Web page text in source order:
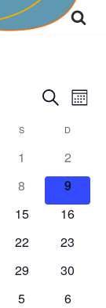
ET
DE
VUES
Recherche
Mois
S D
1
2
8
9
15
16
22
23
29
30
5 6